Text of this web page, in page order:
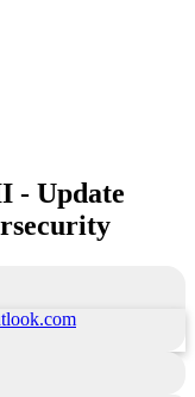
- Update